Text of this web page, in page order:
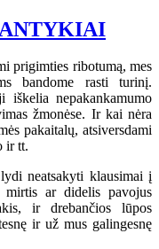
prigimties ribotumą, mes
bandome rasti turinį.
nepakankamumo
žmonėse. Ir kai nėra
pakaitalų, atsiversdami
ir tt.
neatsakyti klausimai į
mirtis ar didelis pavojus
ir drebančios lūpos
ir už mus galingesnę